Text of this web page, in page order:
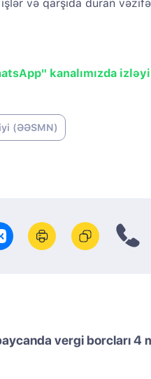
və qarşıda duran
kanalımızda
(ƏƏSMN)
vergi borcları 4